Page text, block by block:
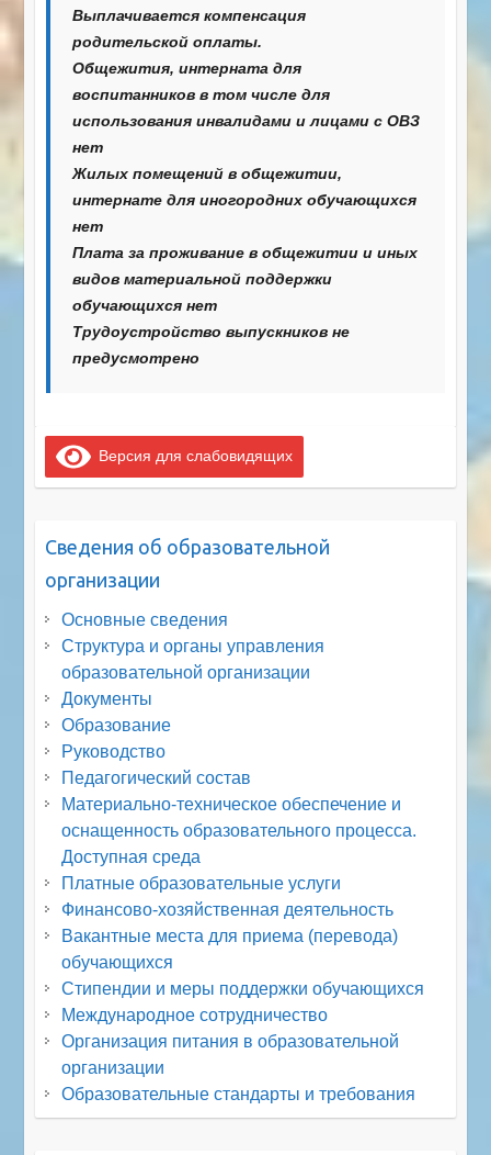
Выплачивается компенсация
родительской оплаты.
Общежития, интерната для
воспитанников в том числе для
использования инвалидами и лицами с ОВЗ
нет
Жилых помещений в общежитии,
интернате для иногородних обучающихся
нет
Плата за проживание в общежитии и иных
видов материальной поддержки
обучающихся нет
Трудоустройство выпускников не
предусмотрено
Версия для слабовидящих
Сведения об образовательной
организации
Основные сведения
Структура и органы управления
образовательной организации
Документы
Образование
Руководство
Педагогический состав
Материально-техническое обеспечение и
оснащенность образовательного процесса.
Доступная среда
Платные образовательные услуги
Финансово-хозяйственная деятельность
Вакантные места для приема (перевода)
обучающихся
Стипендии и меры поддержки обучающихся
Международное сотрудничество
Организация питания в образовательной
организации
Образовательные стандарты и требования